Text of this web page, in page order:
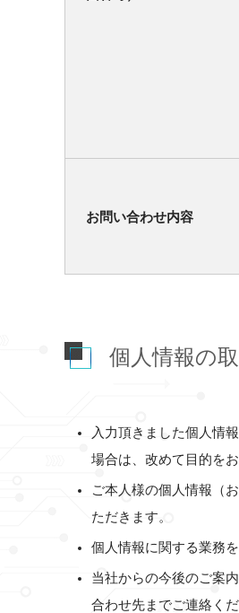
お問い合わせ内容
個人情報の
入力頂きました個人情
場合は、改めて目的を
ご本人様の個人情報（
ただきます。
個人情報に関する業務
当社からの今後のご案
合わせ先までご連絡く